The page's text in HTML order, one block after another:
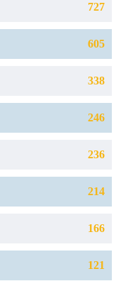
727
605
338
246
236
214
166
121